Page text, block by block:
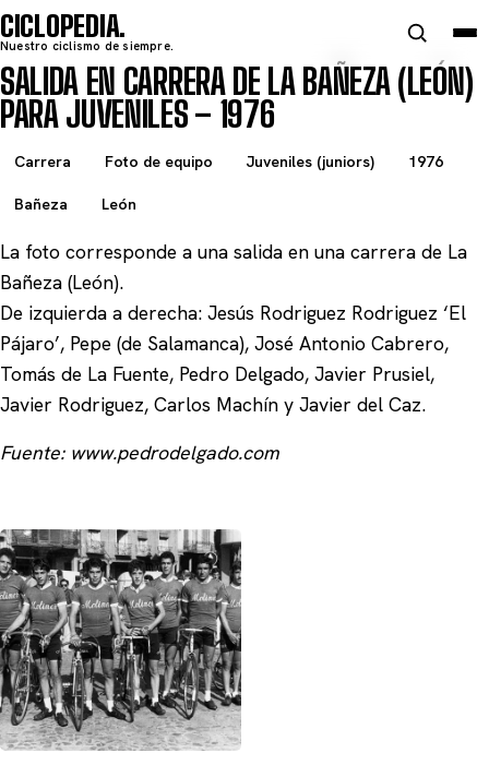
CICLOPEDIA
Nuestro ciclismo de siempre.
SALIDA EN CARRERA DE LA BAÑEZA (LEÓN)
PARA JUVENILES – 1976
Carrera Foto de equipo Juveniles (juniors) 1976
Bañeza León
La foto corresponde a una salida en una carrera de La
Bañeza (León).
De izquierda a derecha: Jesús Rodriguez Rodriguez ‘El
Pájaro’, Pepe (de Salamanca), José Antonio Cabrero,
Tomás de La Fuente, Pedro Delgado, Javier Prusiel,
Javier Rodriguez, Carlos Machín y Javier del Caz.
Fuente: www.pedrodelgado.com